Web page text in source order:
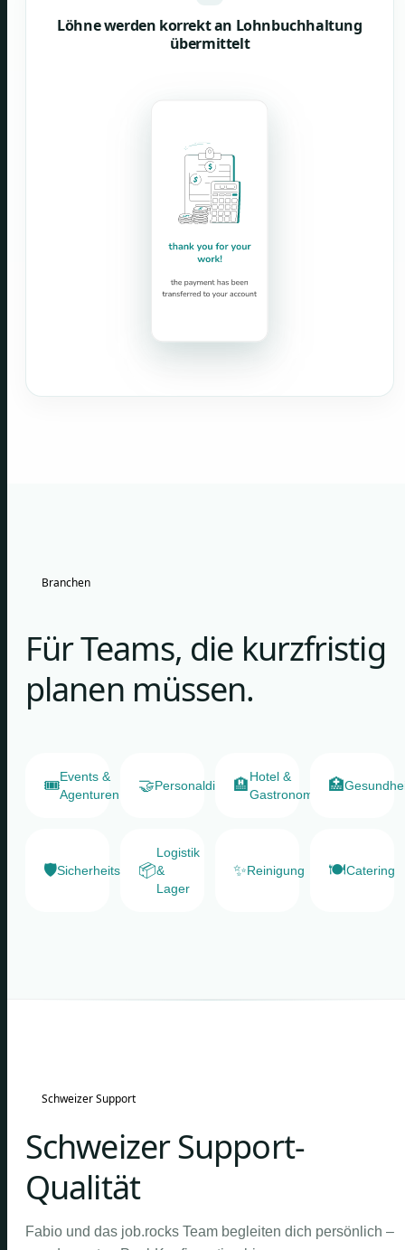
Löhne werden korrekt an Lohnbuchhaltung
übermittelt
Branchen
Für Teams, die kurzfristig
planen müssen.
🎟️Events &
Agenturen
🤝Personaldienstleister
🏨Hotel &
Gastronomie
🏥
🛡️Sicherheitsdienste
📦
Logistik
&
Lager
✨Reinigung 🍽️Catering
Schweizer Support
Schweizer Support-
Qualität
Fabio und das job.rocks Team begleiten dich persönlich –